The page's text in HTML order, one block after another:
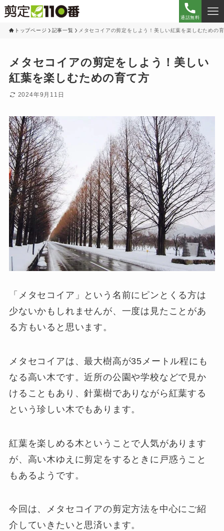
通話無料
トップページ 記事一覧 メタセコイアの剪定をしよう！美しい紅葉を楽しむための
メタセコイアの剪定をしよう！美しい
紅葉を楽しむための育て方
2024年9月11日
「メタセコイア」という名前にピンとくる方は
少ないかもしれませんが、一度は見たことがあ
る方もいると思います。
メタセコイアは、最大樹高が35メートル程にも
なる高い木です。近所の公園や学校などで見か
けることもあり、針葉樹でありながら紅葉する
という珍しい木でもあります。
紅葉を楽しめる木ということで人気があります
が、高い木ゆえに剪定をするときに戸惑うこと
もあるようです。
今回は、メタセコイアの剪定方法を中心にご紹
介していきたいと思済います。